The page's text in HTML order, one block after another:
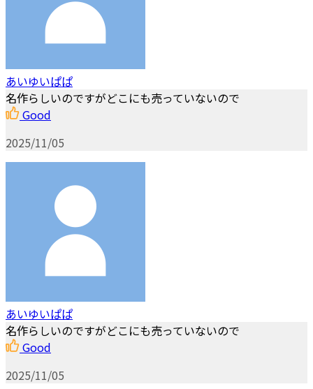
あいゆいぱぱ
名作らしいのですがどこにも売っていないので
Good
2025/11/05
あいゆいぱぱ
名作らしいのですがどこにも売っていないので
Good
2025/11/05